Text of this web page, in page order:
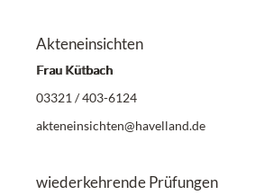
Akteneinsichten
Frau Kütbach
03321 / 403-6124
akteneinsichten@havelland.de
wiederkehrende Prüfungen